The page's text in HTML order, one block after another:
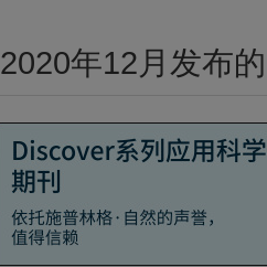
2020年12月发布